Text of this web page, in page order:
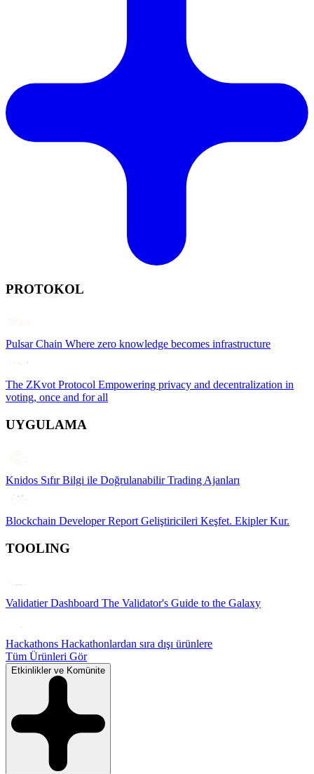
PROTOKOL
Pulsar Chain Where zero knowledge becomes infrastructure
The ZKvot Protocol Empowering privacy and decentralization in
voting, once and for all
UYGULAMA
Knidos Sıfır Bilgi ile Doğrulanabilir Trading Ajanları
Blockchain Developer Report Geliştiricileri Keşfet. Ekipler Kur.
TOOLING
Validatier Dashboard The Validator's Guide to the Galaxy
Hackathons Hackathonlardan sıra dışı ürünlere
Tüm Ürünleri Gör
Etkinlikler ve Komünite